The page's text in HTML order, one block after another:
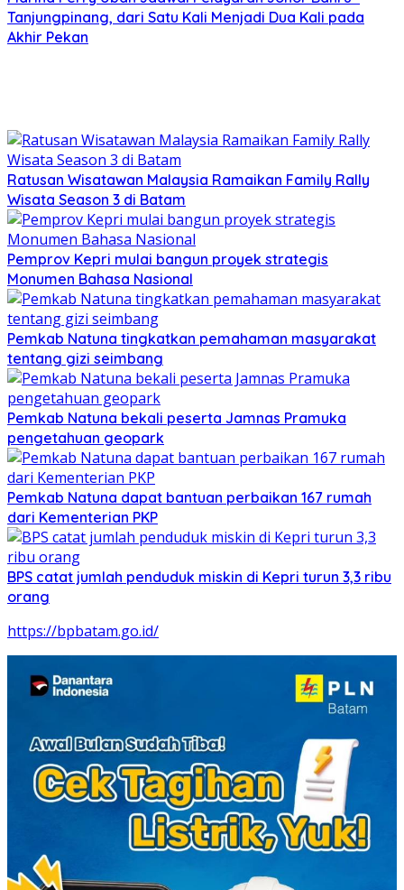
Tanjungpinang, dari Satu Kali Menjadi Dua Kali pada
Akhir Pekan
Ratusan Wisatawan Malaysia Ramaikan Family Rally
Wisata Season 3 di Batam
Pemprov Kepri mulai bangun proyek strategis
Monumen Bahasa Nasional
Pemkab Natuna tingkatkan pemahaman masyarakat
tentang gizi seimbang
Pemkab Natuna bekali peserta Jamnas Pramuka
pengetahuan geopark
Pemkab Natuna dapat bantuan perbaikan 167 rumah
dari Kementerian PKP
BPS catat jumlah penduduk miskin di Kepri turun 3,3 ribu
orang
https://bpbatam.go.id/